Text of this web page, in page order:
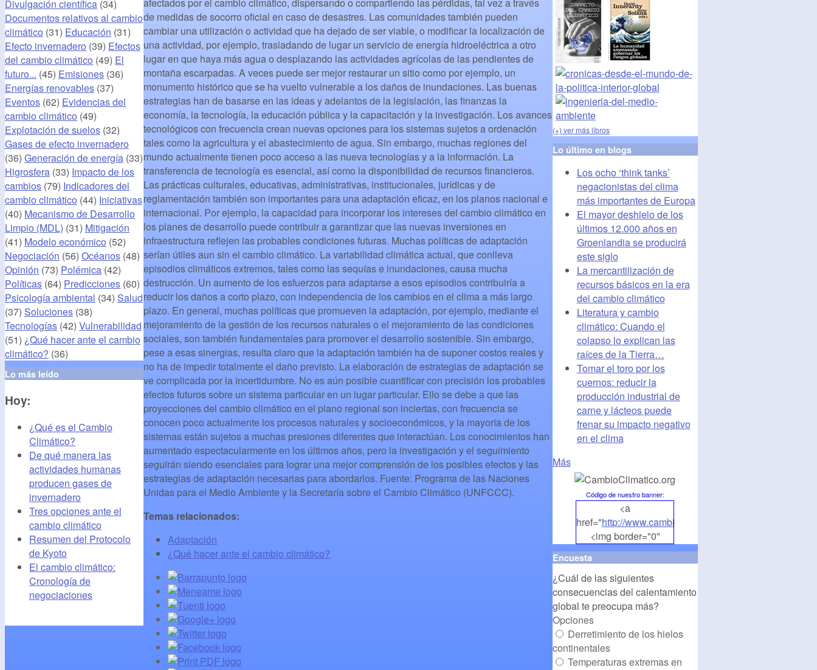
de medidas de socorro oficial en caso de desastres. Las comunidades también pueden
cambiar una utilización o actividad que ha dejado de ser viable, o modificar la localización de
una actividad, por ejemplo, trasladando de lugar un servicio de energía hidroeléctrica a otro
lugar en que haya más agua o desplazando las actividades agrícolas de las pendientes de
montaña escarpadas. A veces puede ser mejor restaurar un sitio como por ejemplo, un
monumento histórico que se ha vuelto vulnerable a los daños de inundaciones. Las buenas
estrategias han de basarse en las ideas y adelantos de la legislación, las ﬁnanzas la
economía, la tecnología, la educación pública y la capacitación y la investigación. Los avances
tecnológicos con frecuencia crean nuevas opciones para los sistemas sujetos a ordenación
tales como la agricultura y el abastecimiento de agua. Sin embargo, muchas regiones del
mundo actualmente tienen poco acceso a las nueva tecnologías y a la información. La
transferencia de tecnología es esencial, así como la disponibilidad de recursos financieros.
Las prácticas culturales, educativas, administrativas, institucionales, jurídicas y de
reglamentación también son importantes para una adaptación eficaz, en los planos nacional e
internacional. Por ejemplo, la capacidad para incorporar los intereses del cambio climático en
los planes de desarrollo puede contribuir a garantizar que las nuevas inversiones en
infraestructura reflejen las probables condiciones futuras. Muchas políticas de adaptación
serían útiles aun sin el cambio climático. La variabilidad climática actual, que conlleva
episodios climáticos extremos, tales como las sequías e inundaciones, causa mucha
destrucción. Un aumento de los esfuerzos para adaptarse a esos episodios contribuiría a
reducir los daños a corto plazo, con independencia de los cambios en el clima a más largo
plazo. En general, muchas políticas que promueven la adaptación, por ejemplo, mediante el
mejoramiento de la gestión de los recursos naturales o el mejoramiento de las condiciones
sociales, son también fundamentales para promover el desarrollo sostenible. Sin embargo,
pese a esas sinergias, resulta claro que la adaptación también ha de suponer costos reales y
no ha de impedir totalmente el daño previsto. La elaboración de estrategias de adaptación se
ve complicada por la incertidumbre. No es aún posible cuantificar con precisión los probables
efectos futuros sobre un sistema particular en un lugar particular. Ello se debe a que las
proyecciones del cambio climático en el plano regional son inciertas, con frecuencia se
conocen poco actualmente los procesos naturales y socioeconómicos, y la mayoría de los
sistemas están sujetos a muchas presiones diferentes que interactúan. Los conocimientos han
aumentado espectacularmente en los últimos años, pero la investigación y el seguimiento
seguirán siendo esenciales para lograr una mejor comprensión de los posibles efectos y las
estrategias de adaptación necesarias para abordarlos. Fuente: Programa de las Naciones
Unidas para el Medio Ambiente y la Secretaría sobre el Cambio Climático (UNFCCC).
Temas relacionados:
Adaptación
¿Qué hacer ante el cambio climático?
Divulgación científica (34)
Documentos relativos al cambio
climático (31) Educación (31)
Efecto invernadero (39) Efectos
del cambio climático (49) El
futuro... (45) Emisiones (36)
Energías renovables (37)
Eventos (62) Evidencias del
cambio climático (49)
Explotación de suelos (32)
Gases de efecto invernadero
(36) Generación de energía (33)
Higrosfera (33) Impacto de los
cambios (79) Indicadores del
cambio climático (44) Iniciativas
(40) Mecanismo de Desarrollo
Limpio (MDL) (31) Mitigación
(41) Modelo económico (52)
Negociación (56) Océanos (48)
Opinión (73) Polémica (42)
Políticas (64) Predicciones (60)
Psicología ambiental (34) Salud
(37) Soluciones (38)
Tecnologías (42) Vulnerabilidad
(51) ¿Qué hacer ante el cambio
climático? (36)
Lo más leído
Hoy:
¿Qué es el Cambio
Climático?
De qué manera las
actividades humanas
producen gases de
invernadero
Tres opciones ante el
cambio climático
Resumen del Protocolo
de Kyoto
El cambio climático:
Cronología de
negociaciones
(+) ver más libros
Lo último en blogs
Los ocho ‘think tanks’
negacionistas del clima
más importantes de Europa
El mayor deshielo de los
últimos 12.000 años en
Groenlandia se producirá
este siglo
La mercantilización de
recursos básicos en la era
del cambio climático
Literatura y cambio
climático: Cuando el
colapso lo explican las
raíces de la Tierra…
Tomar el toro por los
cuernos: reducir la
producción industrial de
carne y lácteos puede
frenar su impacto negativo
en el clima
Más
Código de nuestro banner:
<a
href="http://www.cambioclimatico.org
<img border="0"
align="middle"
src="http://www.cambioclimatico.org/banners/
alt="CambioClimatico.org"
/></a>
Encuesta
¿Cuál de las siguientes
consecuencias del calentamiento
global te preocupa más?
Opciones
Derretimiento de los hielos
continentales
Temperaturas extremas en